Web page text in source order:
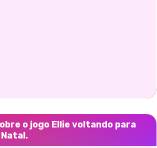
o jogo Ellie voltando para